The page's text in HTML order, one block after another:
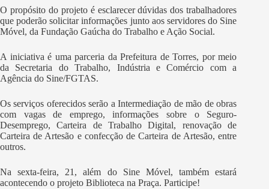
O propósito do projeto é esclarecer dúvidas dos trabalhadores
que poderão solicitar informações junto aos servidores do Sine
Móvel, da Fundação Gaúcha do Trabalho e Ação Social.
A iniciativa é uma parceria da Prefeitura de Torres, por meio
da Secretaria do Trabalho, Indústria e Comércio com a
Agência do Sine/FGTAS.
Os serviços oferecidos serão a Intermediação de mão de obras
com vagas de emprego, informações sobre o Seguro-
Desemprego, Carteira de Trabalho Digital, renovação de
Carteira de Artesão e confecção de Carteira de Artesão, entre
outros.
Na sexta-feira, 21, além do Sine Móvel, também estará
acontecendo o projeto Biblioteca na Praça. Participe!